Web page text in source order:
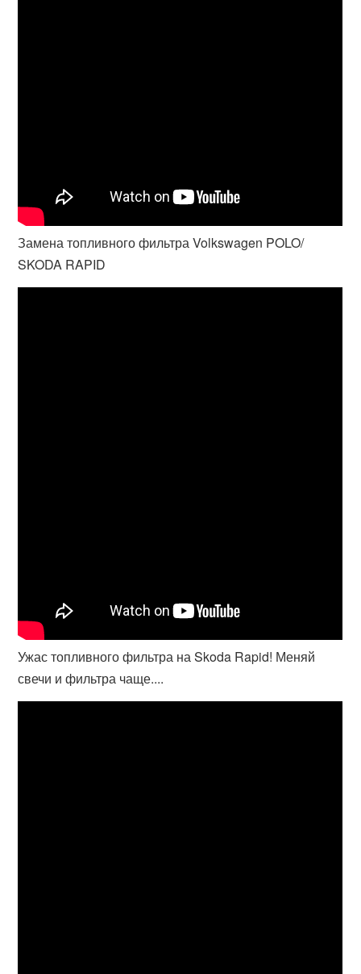
Замена топливного фильтра Volkswagen POLO/
SKODA RAPID
Ужас топливного фильтра на Skoda Rapid! Меняй
свечи и фильтра чаще....